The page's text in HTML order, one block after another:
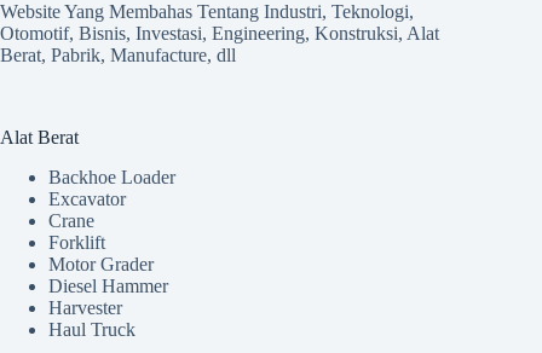
Website Yang Membahas Tentang Industri, Teknologi,
Otomotif, Bisnis, Investasi, Engineering, Konstruksi, Alat
Berat, Pabrik, Manufacture, dll
Alat Berat
Backhoe Loader
Excavator
Crane
Forklift
Motor Grader
Diesel Hammer
Harvester
Haul Truck